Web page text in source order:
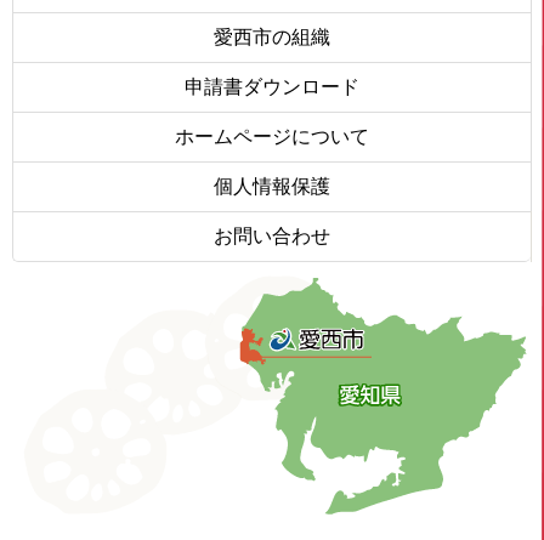
愛西市の組織
申請書ダウンロード
ホームページについて
個人情報保護
お問い合わせ